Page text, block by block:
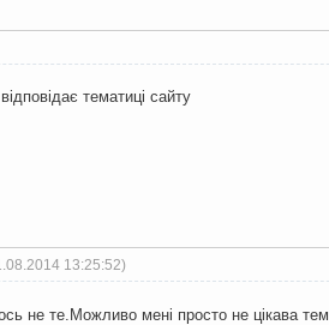
тематиці сайту
13:25:52)
не те.Можливо мені просто не цікава